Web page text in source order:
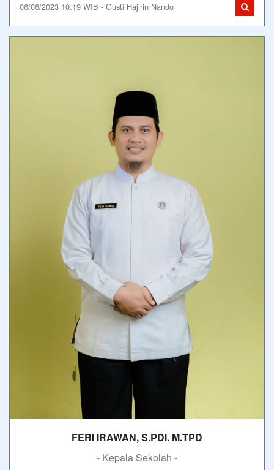
06/06/2023 10:19 WIB - Gusti Hajirin Nando
FERI IRAWAN, S.PDI. M.TPD
- Kepala Sekolah -